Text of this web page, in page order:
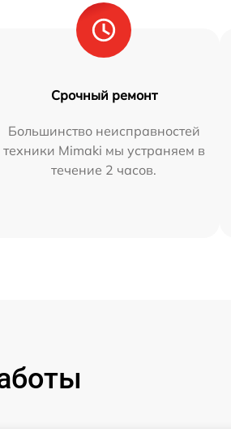
Срочный ремонт
Большинство неисправностей
техники Mimaki мы устраняем в
течение 2 часов.